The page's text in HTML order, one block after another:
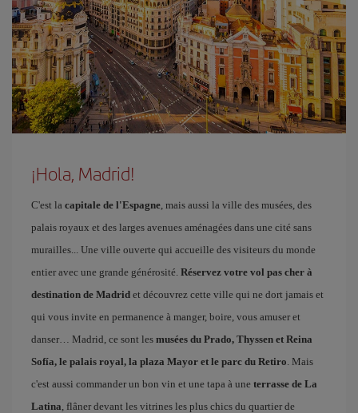
¡Hola, Madrid!
C'est la capitale de l'Espagne, mais aussi la ville des musées, des
palais royaux et des larges avenues aménagées dans une cité sans
murailles... Une ville ouverte qui accueille des visiteurs du monde
entier avec une grande générosité. Réservez votre vol pas cher à
destination de Madrid et découvrez cette ville qui ne dort jamais et
qui vous invite en permanence à manger, boire, vous amuser et
danser… Madrid, ce sont les musées du Prado, Thyssen et Reina
Sofía, le palais royal, la plaza Mayor et le parc du Retiro. Mais
c'est aussi commander un bon vin et une tapa à une terrasse de La
Latina, flâner devant les vitrines les plus chics du quartier de